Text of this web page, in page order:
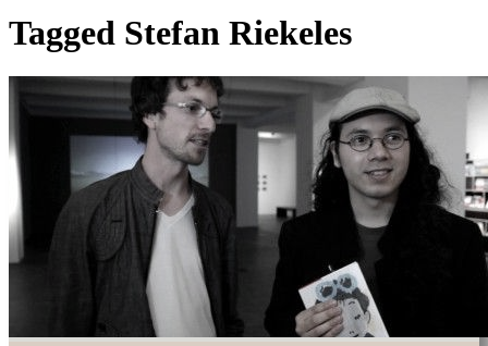
Tagged Stefan Riekeles